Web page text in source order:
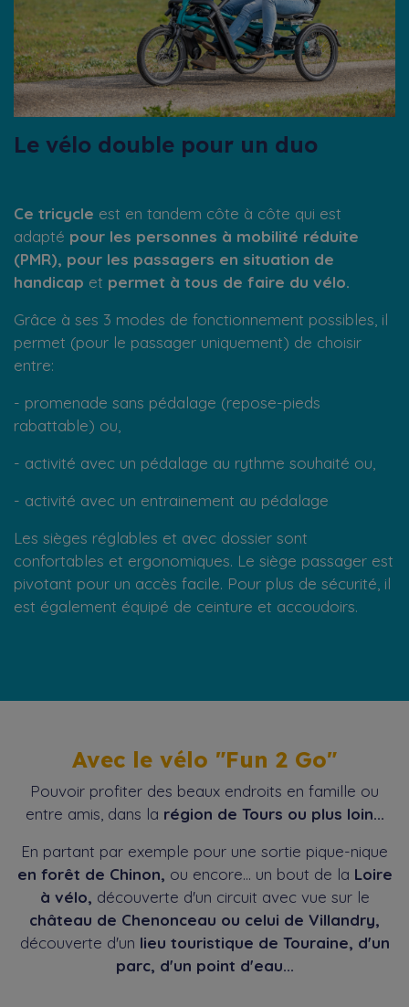
Le vélo double pour un duo
Ce tricycle est en tandem côte à côte qui est
adapté pour les personnes à mobilité réduite
(PMR), pour les passagers en situation de
handicap et permet à tous de faire du vélo.
Grâce à ses 3 modes de fonctionnement possibles, il
permet (pour le passager uniquement) de choisir
entre:
- promenade sans pédalage (repose-pieds
rabattable) ou,
- activité avec un pédalage au rythme souhaité ou,
- activité avec un entrainement au pédalage
Les sièges réglables et avec dossier sont
confortables et ergonomiques. Le siège passager est
pivotant pour un accès facile. Pour plus de sécurité, il
est également équipé de ceinture et accoudoirs.
Avec le vélo "Fun 2 Go"
Pouvoir profiter des beaux endroits en famille ou
entre amis, dans la région de Tours ou plus loin...
En partant par exemple pour une sortie pique-nique
en forêt de Chinon, ou encore... un bout de la Loire
à vélo, découverte d'un circuit avec vue sur le
château de Chenonceau ou celui de Villandry,
découverte d'un lieu touristique de Touraine, d'un
parc, d'un point d'eau...